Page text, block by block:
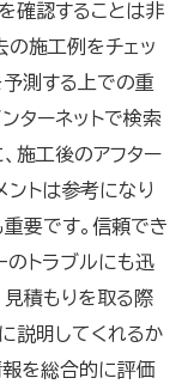
確認することは非
の施工例をチェッ
予測する上での重
ターネットで検索
施工後のアフター
ントは参考になり
要です。信頼でき
のトラブルにも迅
見積もりを取る際
説明してくれるか
報を総合的に評価